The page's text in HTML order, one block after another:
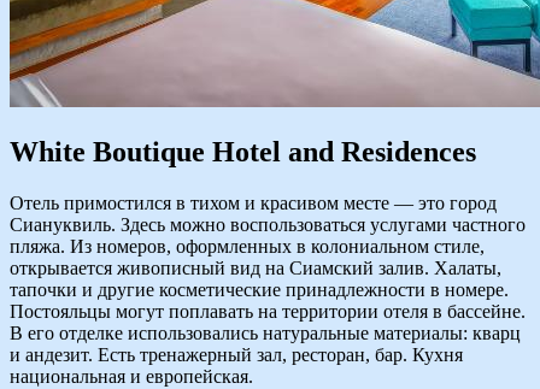
White Boutique Hotel and Residences
Отель примостился в тихом и красивом месте — это город
Сиануквиль. Здесь можно воспользоваться услугами частного
пляжа. Из номеров, оформленных в колониальном стиле,
открывается живописный вид на Сиамский залив. Халаты,
тапочки и другие косметические принадлежности в номере.
Постояльцы могут поплавать на территории отеля в бассейне.
В его отделке использовались натуральные материалы: кварц
и андезит. Есть тренажерный зал, ресторан, бар. Кухня
национальная и европейская.